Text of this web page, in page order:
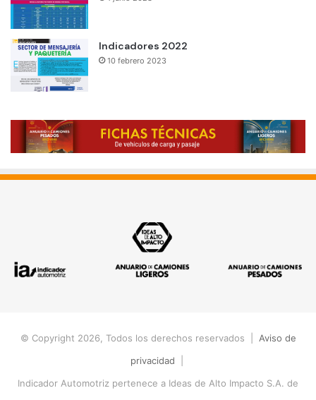
Indicadores 2022
10 febrero 2023
© Copyright 2026, Todos los derechos reservados | Aviso de
privacidad
Indicador Automotriz pertenece a Ideas de Alto Impacto S.A. de